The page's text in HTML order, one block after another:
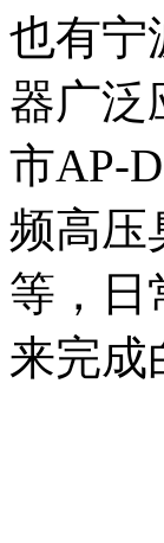
也有宁
器广泛
市AP-
频高压
等，日
来完成